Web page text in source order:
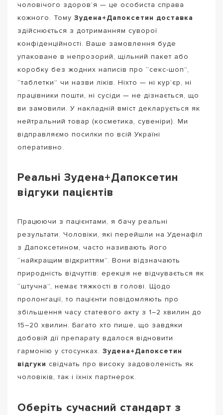
чоловічого здоров’я — це особиста справа
кожного. Тому Зудена+Дапоксетин доставка
здійснюється з дотриманням суворої
конфіденційності. Ваше замовлення буде
упаковане в непрозорий, щільний пакет або
коробку без жодних написів про “секс-шоп”,
“таблетки” чи назви ліків. Ніхто — ні кур’єр, ні
працівники пошти, ні сусіди — не дізнається, що
ви замовили. У накладній вміст декларується як
нейтральний товар (косметика, сувеніри). Ми
відправляємо посилки по всій Україні
оперативно.
Реальні Зудена+Дапоксетин
відгуки пацієнтів
Працюючи з пацієнтами, я бачу реальні
результати. Чоловіки, які перейшли на Уденафіл
з Дапоксетином, часто називають його
“найкращим відкриттям”. Вони відзначають
природність відчуттів: ерекція не відчувається як
“штучна”, немає тяжкості в голові. Щодо
пролонгації, то пацієнти повідомляють про
збільшення часу статевого акту з 1–2 хвилин до
15–20 хвилин. Багато хто пише, що завдяки
добовій дії препарату вдалося відновити
гармонію у стосунках. Зудена+Дапоксетин
відгуки свідчать про високу задоволеність як
чоловіків, так і їхніх партнерок.
Оберіть сучасний стандарт з